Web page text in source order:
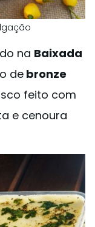
na Baixada
debronze
feito com
e cenoura